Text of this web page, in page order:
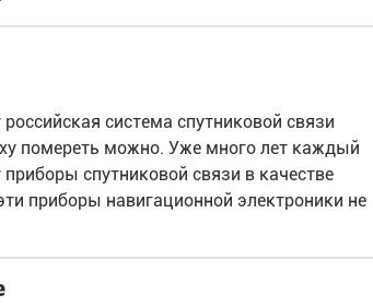
система спутниковой связи
помереть можно. Уже много лет каждый
спутниковой связи в качестве
приборы навигационной электроники не